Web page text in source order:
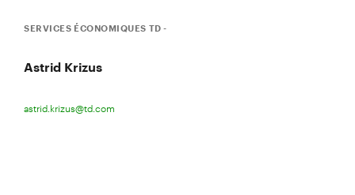
SERVICES ÉCONOMIQUES TD -
Astrid Krizus
astrid.krizus@td.com